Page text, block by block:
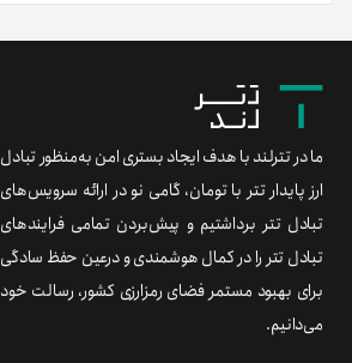
ما در تترلند با هدف ایجاد بستری امن به‌منظور تبادل
ارز پایدار تتر با تومان، گامی نو در ارائه سرویس‌های
تبادل تتر برداشتیم و پیش‌بردن تمامی فرایندهای
تبادل تتر را در کمال هوشمندی و درعین حفظ سادگی
برای بهبود مستمر فضای رمزارزی کشور، رسالت خود
می‌دانیم.